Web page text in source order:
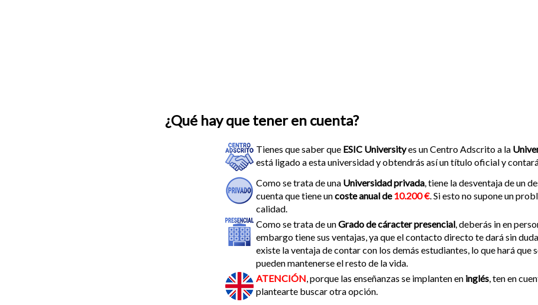
¿Qué hay que tener en cuenta?
Tienes que saber que ESIC Universityes un Centro Adscrito a la
está ligado a esta universidad y obtendrás así un título oficial y
Como se trata de una Universidad privada , tiene la desventaja de un
cuenta que tiene uncoste anual de10.200 € . Si esto no supone un
calidad.
Como se trata de unGrado de cáracter presencial , deberás in en
embargo tiene sus ventajas, ya que el contacto directo te dará sin
existe la ventaja de contar con los demás estudiantes, lo que hará que
pueden mantenerse el resto de la vida.
ATENCIÓN , porque las enseñanzas se implanten en inglés , ten en
plantearte buscar otra opción.